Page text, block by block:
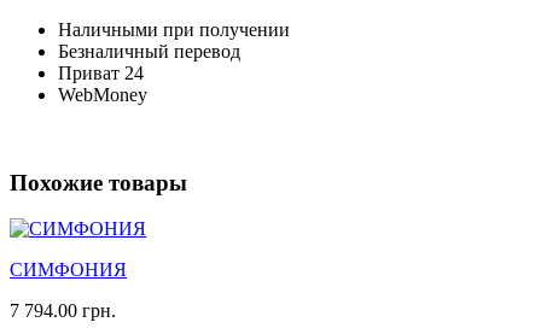
Наличными при получении
Безналичный перевод
Приват 24
WebMoney
Похожие товары
СИМФОНИЯ
7 794.00 грн.